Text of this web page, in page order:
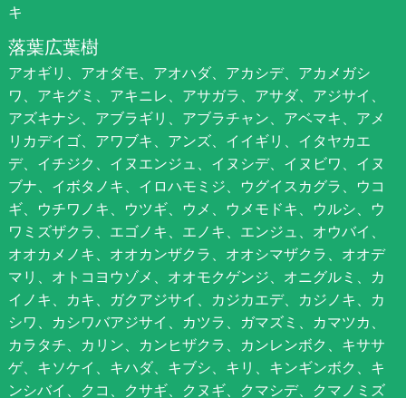
キ
落葉広葉樹
アオギリ、アオダモ、アオハダ、アカシデ、アカメガシ
ワ、アキグミ、アキニレ、アサガラ、アサダ、アジサイ、
アズキナシ、アブラギリ、アブラチャン、アベマキ、アメ
リカデイゴ、アワブキ、アンズ、イイギリ、イタヤカエ
デ、イチジク、イヌエンジュ、イヌシデ、イヌビワ、イヌ
ブナ、イボタノキ、イロハモミジ、ウグイスカグラ、ウコ
ギ、ウチワノキ、ウツギ、ウメ、ウメモドキ、ウルシ、ウ
ワミズザクラ、エゴノキ、エノキ、エンジュ、オウバイ、
オオカメノキ、オオカンザクラ、オオシマザクラ、オオデ
マリ、オトコヨウゾメ、オオモクゲンジ、オニグルミ、カ
イノキ、カキ、ガクアジサイ、カジカエデ、カジノキ、カ
シワ、カシワバアジサイ、カツラ、ガマズミ、カマツカ、
カラタチ、カリン、カンヒザクラ、カンレンボク、キササ
ゲ、キソケイ、キハダ、キブシ、キリ、キンギンボク、キ
ンシバイ、クコ、クサギ、クヌギ、クマシデ、クマノミズ